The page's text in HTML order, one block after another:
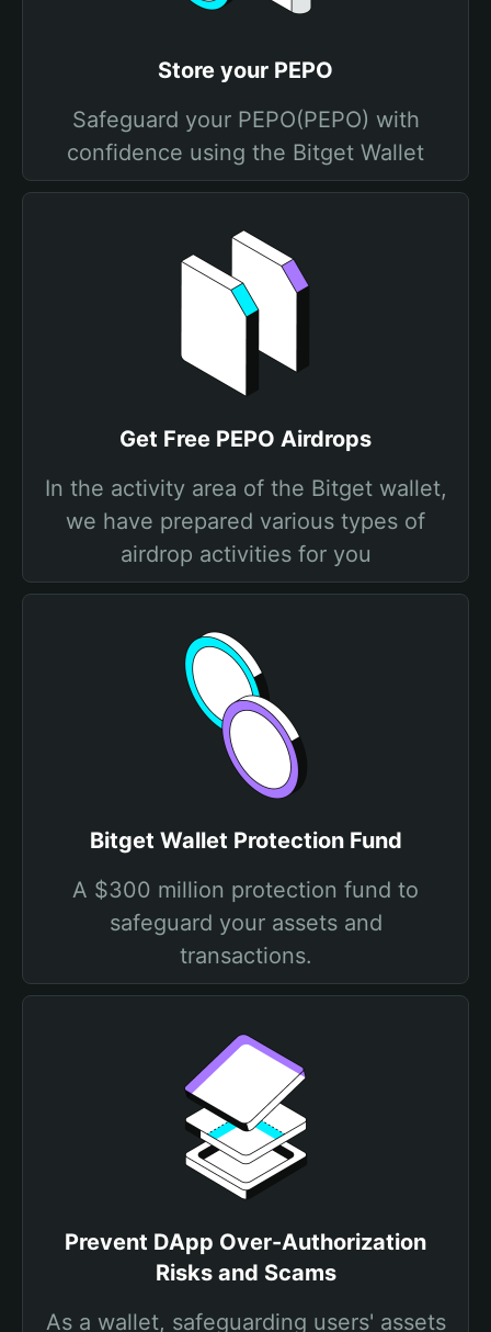
Store your PEPO
Safeguard your PEPO(PEPO) with
confidence using the Bitget Wallet
Get Free PEPO Airdrops
In the activity area of the Bitget wallet,
we have prepared various types of
airdrop activities for you
Bitget Wallet Protection Fund
A $300 million protection fund to
safeguard your assets and
transactions.
Prevent DApp Over-Authorization
Risks and Scams
As a wallet, safeguarding users' assets